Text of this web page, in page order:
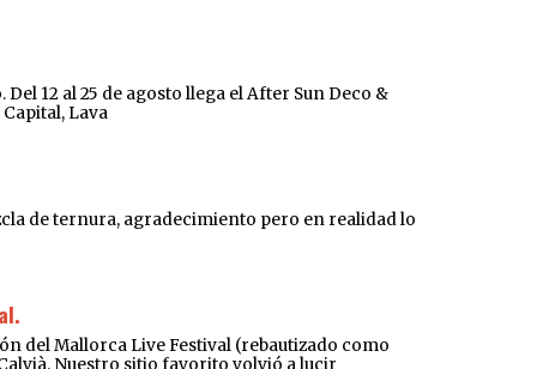
12 al 25 de agosto llega el After Sun Deco &
Lava
de ternura, agradecimiento pero en realidad lo
del Mallorca Live Festival (rebautizado como
Nuestro sitio favorito volvió a lucir